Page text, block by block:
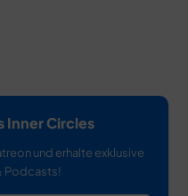
Inner Circles
und erhalte exklusive
Podcasts!